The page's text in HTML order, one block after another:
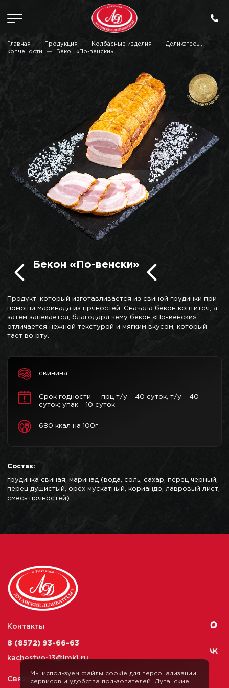
Мы используем файлы cookie для персонализации
сервисов и удобства пользователей. Луганские
Главная Продукция Колбасные изделия
Деликатесы,
копчености
Бекон «По-венски»
Бекон «По-венски»
Продукт, который изготавливается из свиной грудинки при
помощи маринада из пряностей. Сначала бекон коптится, а
затем запекается, благодаря чему бекон «По-венски»
отличается нежной текстурой и мягким вкусом, который
тает во рту.
свинина
Срок годности — прц т/у – 40 суток, т/у – 40
суток; упак – 10 суток
680 ккал на 100г
Состав:
грудинка свиная, маринад (вода, соль, сахар, перец черный,
перец душистый, орех мускатный, кориандр, лавровый лист,
смесь пряностей).
Контакты
8 (8572) 93-66-63
kachestvo-13@lmk1.ru
Связаться с нами